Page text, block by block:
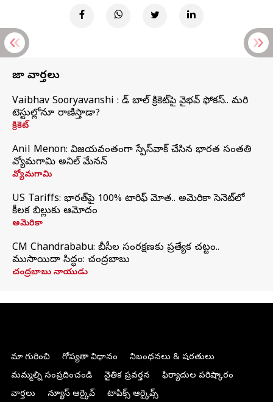
తాజా వార్తలు
Vaibhav Sooryavanshi : రెడ్ బాల్ క్రికెట్‌పై వైభవ్ ఫోకస్.. మరి
టెస్టుల్లోనూ రాణిస్తాడా?
క్రికెట్
Anil Menon: విజయవంతంగా స్పేస్‌వాక్‌ చేసిన భారత సంతతి
వ్యోమగామి అనిల్‌ మేనన్
వ్యోమగామి
US Tariffs: భారత్‌పై 100% టారిఫ్‌ మోత.. అమెరికా సెనెట్‌లో
కీలక బిల్లుకు ఆమోదం
అమెరికా
CM Chandrababu: బీసీల సంరక్షణకు ప్రత్యేక చట్టం..
ముసాయిదా సిద్ధం: చంద్రబాబు
చంద్రబాబు నాయుడు
మా గురించి గోప్యతా విధానం
నిబంధనలు & షరతులు
మమ్మల్ని సంప్రదించండి
నైతిక ప్రవర్తన
ఫిర్యాదుల పరిష్కారం
వార్తలు
న్యూస్ ఆర్కైవ్ టాపిక్స్ ఆర్కైవ్స్